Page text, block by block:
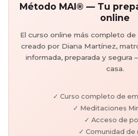
Método MAI® — Tu
online
El curso online más completo de
creado por Diana Martínez,
informada, preparada y segura
casa.
✓ Curso completo de
✓ Meditaciones
✓ Acceso de
✓ Comunidad de